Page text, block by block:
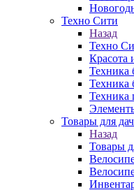
Техно Сити
Назад
Техно
Красота
Техника
Техника
Техника
Товары для
Назад
Товары